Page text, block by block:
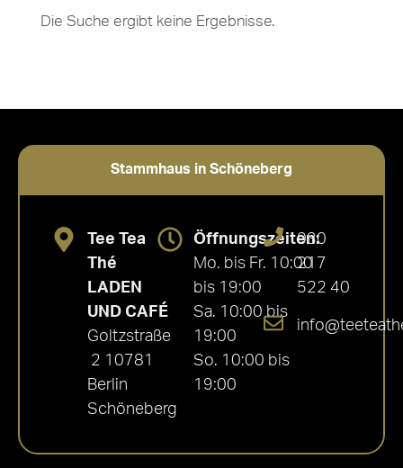
Die Suche ergibt keine Ergebnisse.
Stammhaus in Schöneberg
Tee Tea
Thé
LADEN
UND CAFÉ
Goltzstraße
2 10781
Berlin
Schöneberg
Öffnungszeiten:
Mo. bis Fr. 10:00
bis 19:00
Sa. 10:00 bis
19:00
So. 10:00 bis
19:00
030
217
522 40